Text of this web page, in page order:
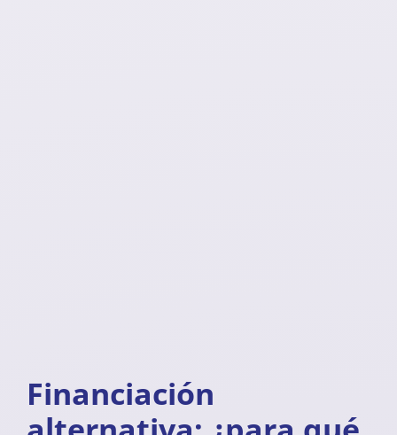
Financiación